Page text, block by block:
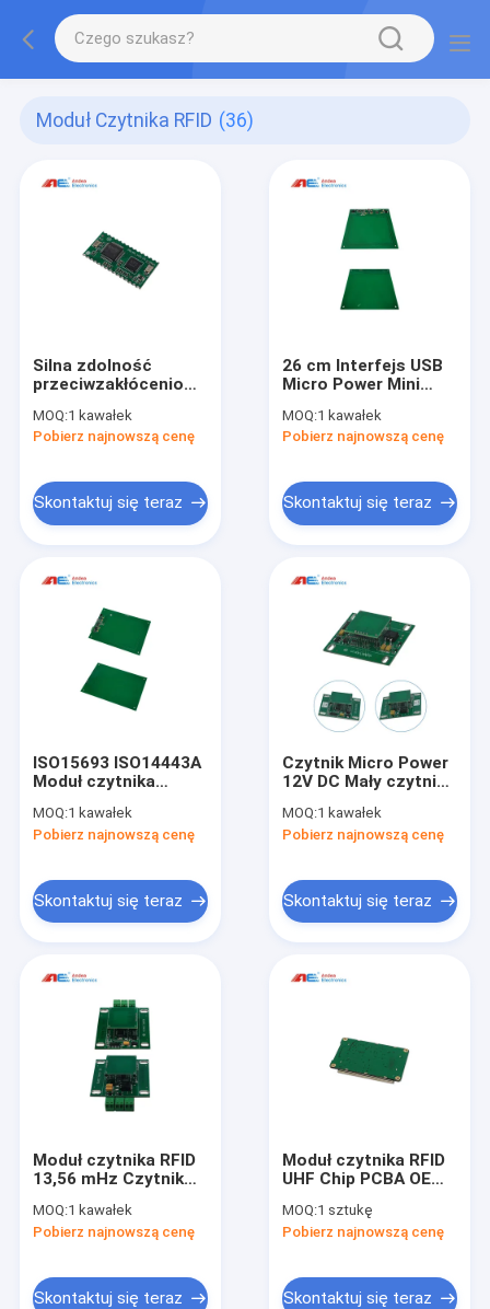
Moduł Czytnika RFID (36)
Silna zdolność
przeciwzakłóceniowa
Wbudowany moduł
czytnika RFID
MOQ:1 kawałek
Pobierz najnowszą cenę
Skontaktuj się teraz
26 cm Interfejs USB
Micro Power Mini
czytnika NFC RFID do
odczytu / zapisu
MOQ:1 kawałek
Pobierz najnowszą cenę
Skontaktuj się teraz
ISO15693 ISO14443A
Moduł czytnika
zbliżeniowy Writer
ma szybkie
antykolizyjnego
MOQ:1 kawałek
Pobierz najnowszą cenę
Skontaktuj się teraz
Czytnik Micro Power
12V DC Mały czytnik
13.56MHz RS232 PCB
Czytnik HF Poziom
MOQ:1 kawałek
Pobierz najnowszą cenę
Skontaktuj się teraz
Moduł czytnika RFID
13,56 mHz Czytnik
15693 ISO 14443
Obudowa ABS
MOQ:1 kawałek
Pobierz najnowszą cenę
Skontaktuj się teraz
Moduł czytnika RFID
UHF Chip PCBA OEM
Long Range 860-
960mhz Moduł
MOQ:1 sztukę
Pobierz najnowszą cenę
Skontaktuj się teraz